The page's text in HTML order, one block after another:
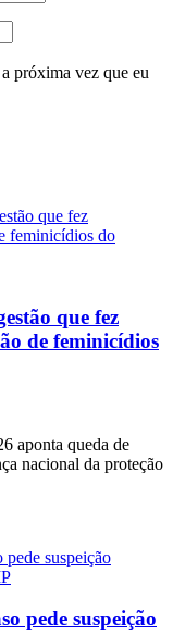
próxima vez que eu
que fez
de feminicídios
aponta queda de
nacional da proteção
pede suspeição